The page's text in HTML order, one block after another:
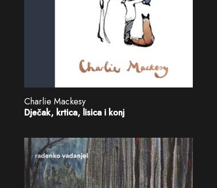
Charlie Mackesy
Dječak, krtica, lisica i konj